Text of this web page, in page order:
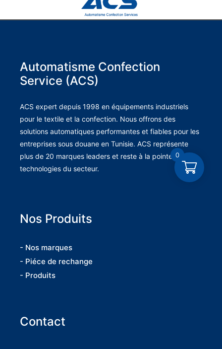
Automatisme Confection
Service (ACS)
ACS expert depuis 1998 en équipements industriels
pour le textile et la confection. Nous offrons des
solutions automatiques performantes et fiables pour les
entreprises sous douane en Tunisie. ACS représente
plus de 20 marques leaders et reste à la pointe des
technologies du secteur.
Nos Produits
- Nos marques
- Piéce de rechange
- Produits
Contact
0